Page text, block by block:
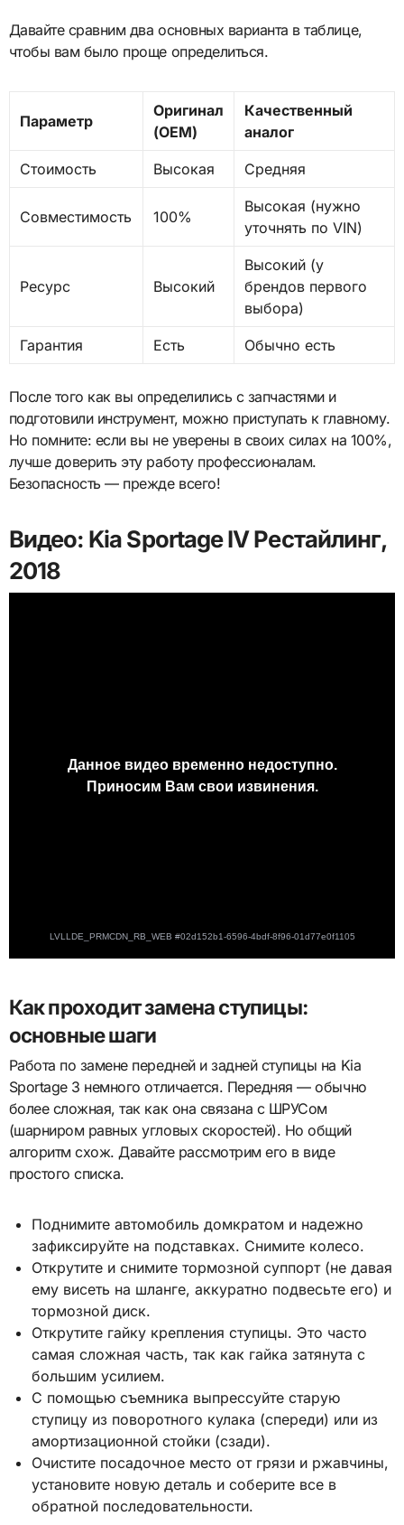
Давайте сравним два основных варианта в таблице,
чтобы вам было проще определиться.
Параметр
Оригинал
(OEM)
Качественный
аналог
Стоимость Высокая Средняя
Совместимость 100%
Высокая (нужно
уточнять по VIN)
Ресурс Высокий
Высокий (у
брендов первого
выбора)
Гарантия Есть Обычно есть
После того как вы определились с запчастями и
подготовили инструмент, можно приступать к главному.
Но помните: если вы не уверены в своих силах на 100%,
лучше доверить эту работу профессионалам.
Безопасность — прежде всего!
Видео: Kia Sportage IV Рестайлинг,
2018
Как проходит замена ступицы:
основные шаги
Работа по замене передней и задней ступицы на Kia
Sportage 3 немного отличается. Передняя — обычно
более сложная, так как она связана с ШРУСом
(шарниром равных угловых скоростей). Но общий
алгоритм схож. Давайте рассмотрим его в виде
простого списка.
Поднимите автомобиль домкратом и надежно
зафиксируйте на подставках. Снимите колесо.
Открутите и снимите тормозной суппорт (не давая
ему висеть на шланге, аккуратно подвесьте его) и
тормозной диск.
Открутите гайку крепления ступицы. Это часто
самая сложная часть, так как гайка затянута с
большим усилием.
С помощью съемника выпрессуйте старую
ступицу из поворотного кулака (спереди) или из
амортизационной стойки (сзади).
Очистите посадочное место от грязи и ржавчины,
установите новую деталь и соберите все в
обратной последовательности.